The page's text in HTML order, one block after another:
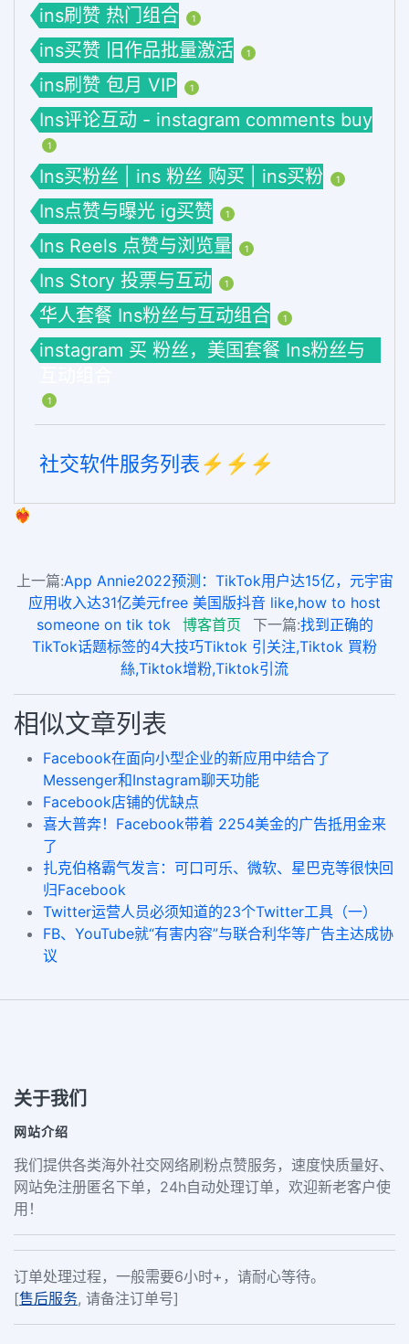
ins刷赞 热门组合 1
ins买赞 旧作品批量激活 1
ins刷赞 包月 VIP 1
Ins评论互动 - instagram comments buy
1
Ins买粉丝 | ins 粉丝 购买 | ins买粉 1
Ins点赞与曝光 ig买赞 1
Ins Reels 点赞与浏览量 1
Ins Story 投票与互动 1
华人套餐 Ins粉丝与互动组合 1
instagram 买 粉丝，美国套餐 Ins粉丝与
1
社交软件服务列表⚡️⚡️⚡️
❤️‍🔥
上一篇:App Annie2022预测：TikTok用户达15亿，元宇宙
应用收入达31亿美元free 美国版抖音 like,how to host
someone on tik tok
博客首页 下一篇:找到正确的
TikTok话题标签的4大技巧Tiktok 引关注,Tiktok 買粉
絲,Tiktok增粉,Tiktok引流
相似文章列表
Facebook在面向小型企业的新应用中结合了
Messenger和Instagram聊天功能
Facebook店铺的优缺点
喜大普奔！Facebook带着 2254美金的广告抵用金来
了
扎克伯格霸气发言：可口可乐、微软、星巴克等很快回
归Facebook
Twitter运营人员必须知道的23个Twitter工具（一）
FB、YouTube就“有害内容”与联合利华等广告主达成协
议
关于我们
网站介绍
我们提供各类海外社交网络刷粉点赞服务，速度快质量好、
网站免注册匿名下单，24h自动处理订单，欢迎新老客户使
用！
订单处理过程，一般需要6小时+，请耐心等待。
[售后服务, 请备注订单号]